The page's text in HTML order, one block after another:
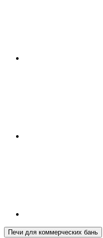
Печи для коммерческих бань